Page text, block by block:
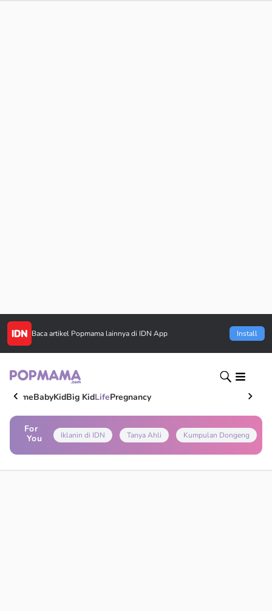
Baca artikel Popmama lainnya di IDN App Install
HomeBabyKidBig KidLifePregnancy
For
You
Iklanin di IDN Tanya Ahli Kumpulan Dongeng